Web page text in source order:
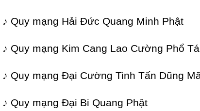
♪ Quy mạng Hải Đức Quang Minh Phật
♪ Quy mạng Kim Cang Lao Cường Phổ
♪ Quy mạng Đại Cường Tinh Tấn Dũng
♪ Quy mạng Đại Bi Quang Phật